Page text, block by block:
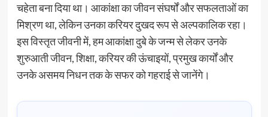
चहेता बना दिया था। आकांक्षा का जीवन संघर्षों और सफलताओं का
मिश्रण था, लेकिन उनका करियर दुखद रूप से अल्पकालिक रहा।
इस विस्तृत जीवनी में, हम आकांक्षा दुबे के जन्म से लेकर उनके
शुरुआती जीवन, शिक्षा, करियर की ऊंचाइयों, प्रमुख कार्यों और
उनके असमय निधन तक के सफर को गहराई से जानेंगे।